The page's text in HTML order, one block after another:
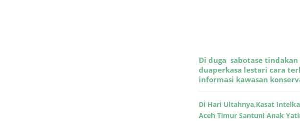
Di duga sabotase tindakan
duaperkasa lestari cara
informasi kawasan
Di Hari Ultahnya,Kasat
Aceh Timur Santuni Anak